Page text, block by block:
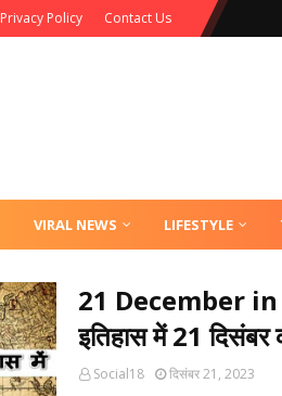
Privacy Policy Contact Us
VIRAL NEWS LIFESTYLE
21 December in
इतिहास में 21 दिसंबर
Social18 दिसंबर 21, 2023